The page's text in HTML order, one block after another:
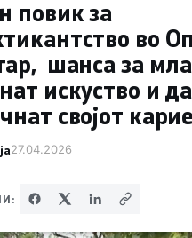
повик за
во
шанса за
искуство и
својот
27.04.2026